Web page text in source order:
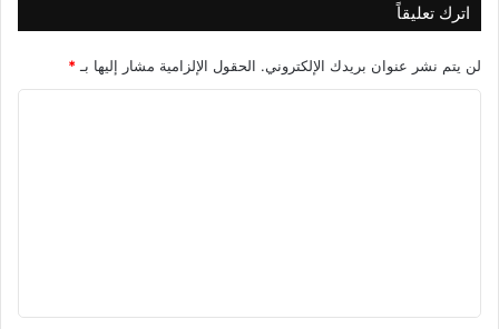
اترك تعليقاً
لن يتم نشر عنوان بريدك الإلكتروني. الحقول الإلزامية مشار إليها بـ *